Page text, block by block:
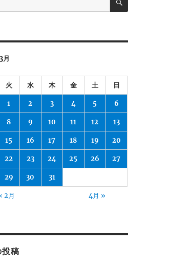
月
火 水 木 金 土 日
1 2 3 4 5 6
8 9 10 11 12 13
15 16 17 18 19 20
22 23 24 25 26 27
29 30 31
2月 4月 »
投稿